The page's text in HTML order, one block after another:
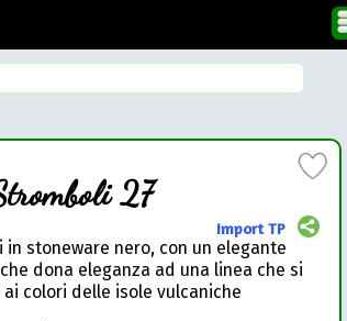
27
Import TP
stoneware nero, con un elegante
dona eleganza ad una linea che si
colori delle isole vulcaniche